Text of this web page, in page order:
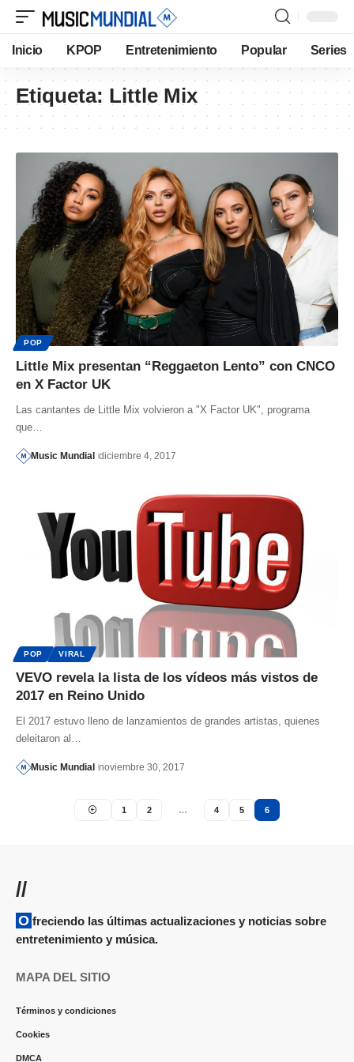
Inicio KPOP Entretenimiento Popular Series
Etiqueta: Little Mix
POP
Little Mix presentan “Reggaeton Lento” con CNCO
en X Factor UK
Las cantantes de Little Mix volvieron a "X Factor UK", programa
que…
Music Mundial diciembre 4, 2017
POP VIRAL
VEVO revela la lista de los vídeos más vistos de
2017 en Reino Unido
El 2017 estuvo lleno de lanzamientos de grandes artistas, quienes
deleitaron al…
Music Mundial noviembre 30, 2017
1 2 … 4 5 6
//
Ofreciendo las últimas actualizaciones y noticias sobre
entretenimiento y música.
MAPA DEL SITIO
Términos y condiciones
Cookies
DMCA